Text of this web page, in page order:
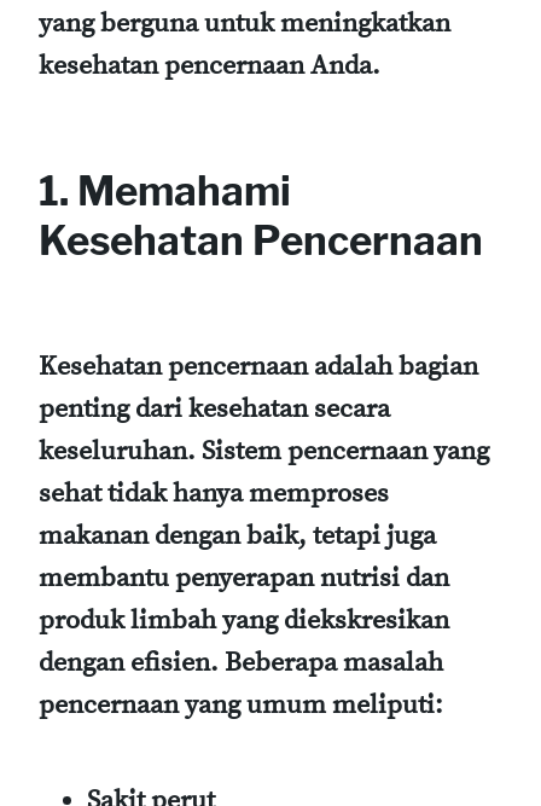
yang berguna untuk meningkatkan
kesehatan pencernaan Anda.
1. Memahami
Kesehatan Pencernaan
Kesehatan pencernaan adalah bagian
penting dari kesehatan secara
keseluruhan. Sistem pencernaan yang
sehat tidak hanya memproses
makanan dengan baik, tetapi juga
membantu penyerapan nutrisi dan
produk limbah yang diekskresikan
dengan efisien. Beberapa masalah
pencernaan yang umum meliputi: